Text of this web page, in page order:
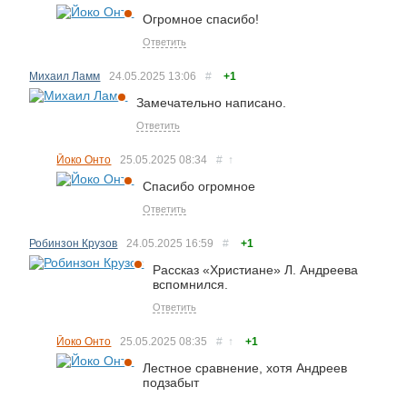
Огромное спасибо!
Ответить
Михаил Ламм 24.05.2025 13:06 # +1
Замечательно написано.
Ответить
Йоко Онто 25.05.2025 08:34 # ↑
Спасибо огромное
Ответить
Робинзон Крузов 24.05.2025 16:59 # +1
Рассказ «Христиане» Л. Андреева
вспомнился.
Ответить
Йоко Онто 25.05.2025 08:35 # ↑ +1
Лестное сравнение, хотя Андреев
подзабыт